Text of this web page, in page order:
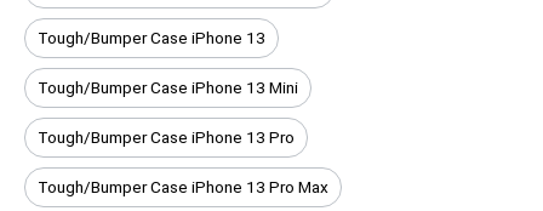
Tough/Bumper Case iPhone 13
Tough/Bumper Case iPhone 13 Mini
Tough/Bumper Case iPhone 13 Pro
Tough/Bumper Case iPhone 13 Pro Max